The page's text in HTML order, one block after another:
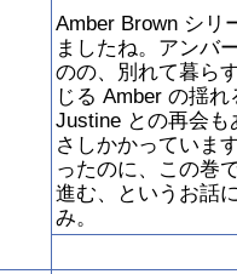
Amber Brown シリ
ましたね。アンバ
のの、別れて暮ら
じる Amber の揺
Justine との再会
さしかかっていま
ったのに、この巻
進む、というお話
み。